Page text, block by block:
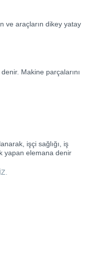
ve araçların dikey yatay
Makine parçalarını
işçi sağlığı, iş
yapan elemana denir